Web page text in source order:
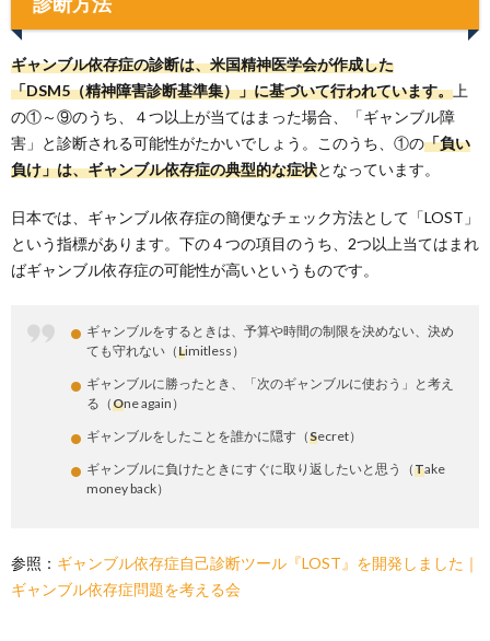
ギャンブル依存症の診断は、米国精神医学会が作成した
「DSM5（精神障害診断基準集）」に基づいて行われています。 上
の①～⑨のうち、４つ以上が当てはまった場合、「ギャンブル障
害」と診断される可能性がたかいでしょう。このうち、①の「負い
負け」は、ギャンブル依存症の典型的な症状となっています。
日本では、ギャンブル依存症の簡便なチェック方法として「LOST」
という指標があります。下の４つの項目のうち、2つ以上当てはまれ
ばギャンブル依存症の可能性が高いというものです。
ギャンブルをするときは、予算や時間の制限を決めない、決め
ても守れない（Limitless）
ギャンブルに勝ったとき、「次のギャンブルに使おう」と考え
る（One again）
ギャンブルをしたことを誰かに隠す（Secret）
ギャンブルに負けたときにすぐに取り返したいと思う（Take
money back）
参照： ギャンブル依存症自己診断ツール『LOST』を開発しました｜
ギャンブル依存症問題を考える会